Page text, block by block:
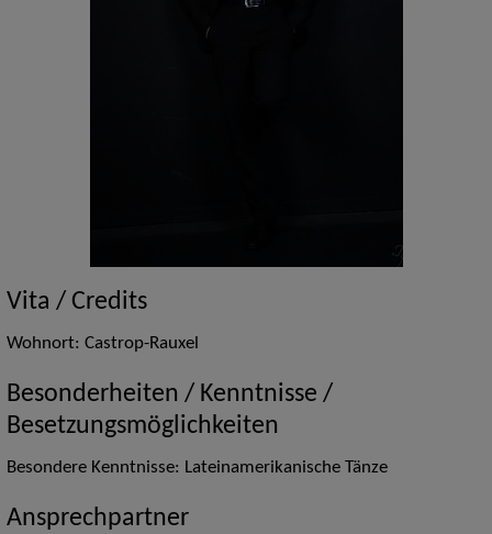
Vita / Credits
Wohnort: Castrop-Rauxel
Besonderheiten / Kenntnisse /
Besetzungsmöglichkeiten
Besondere Kenntnisse: Lateinamerikanische Tänze
Ansprechpartner